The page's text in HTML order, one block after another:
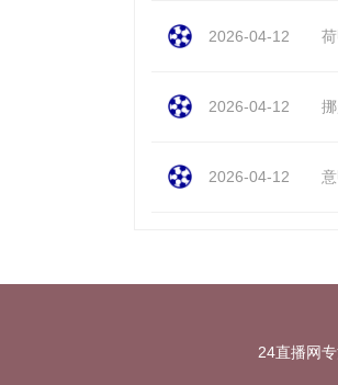
2026-04-12
2026-04-12
2026-04-12
24直播网